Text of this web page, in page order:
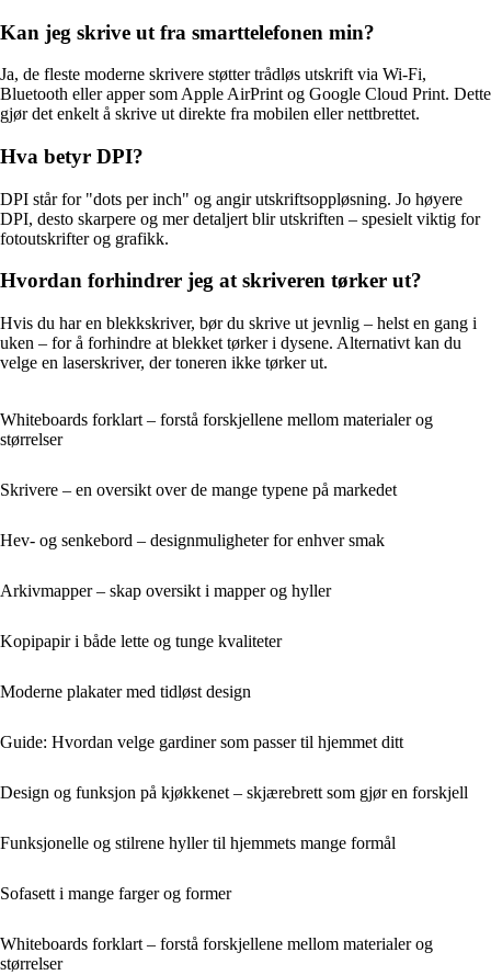
Kan jeg skrive ut fra smarttelefonen min?
Ja, de fleste moderne skrivere støtter trådløs utskrift via Wi-Fi,
Bluetooth eller apper som Apple AirPrint og Google Cloud Print. Dette
gjør det enkelt å skrive ut direkte fra mobilen eller nettbrettet.
Hva betyr DPI?
DPI står for "dots per inch" og angir utskriftsoppløsning. Jo høyere
DPI, desto skarpere og mer detaljert blir utskriften – spesielt viktig for
fotoutskrifter og grafikk.
Hvordan forhindrer jeg at skriveren tørker ut?
Hvis du har en blekkskriver, bør du skrive ut jevnlig – helst en gang i
uken – for å forhindre at blekket tørker i dysene. Alternativt kan du
velge en laserskriver, der toneren ikke tørker ut.
Whiteboards forklart – forstå forskjellene mellom materialer og
størrelser
Skrivere – en oversikt over de mange typene på markedet
Hev- og senkebord – designmuligheter for enhver smak
Arkivmapper – skap oversikt i mapper og hyller
Kopipapir i både lette og tunge kvaliteter
Moderne plakater med tidløst design
Guide: Hvordan velge gardiner som passer til hjemmet ditt
Design og funksjon på kjøkkenet – skjærebrett som gjør en forskjell
Funksjonelle og stilrene hyller til hjemmets mange formål
Sofasett i mange farger og former
Whiteboards forklart – forstå forskjellene mellom materialer og
størrelser